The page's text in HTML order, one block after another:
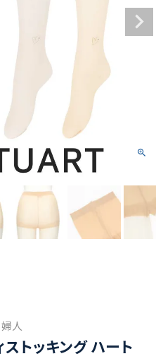
人
トッキング ハート